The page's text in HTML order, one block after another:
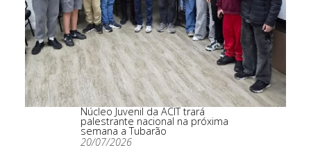
Núcleo Juvenil da ACIT trará
palestrante nacional na próxima
semana a Tubarão
20/07/2026